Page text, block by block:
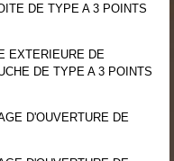
DE TYPE A 3 POINTS
EXTERIEURE DE
DE TYPE A 3 POINTS
D'OUVERTURE DE